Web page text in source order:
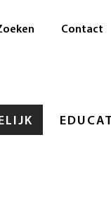
Contact